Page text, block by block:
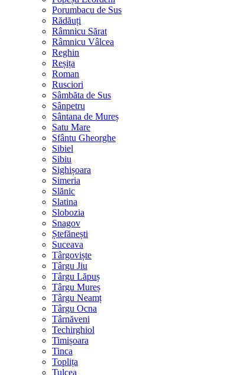
Porumbacu de Sus
Rădăuți
Râmnicu Sărat
Râmnicu Vâlcea
Reghin
Reșița
Roman
Rusciori
Sâmbăta de Sus
Sânpetru
Sântana de Mureș
Satu Mare
Sfântu Gheorghe
Sibiel
Sibiu
Sighișoara
Simeria
Slănic
Slatina
Slobozia
Snagov
Ștefănești
Suceava
Târgoviște
Târgu Jiu
Târgu Lăpuș
Târgu Mureș
Târgu Neamț
Târgu Ocna
Târnăveni
Techirghiol
Timișoara
Tinca
Toplița
Tulcea